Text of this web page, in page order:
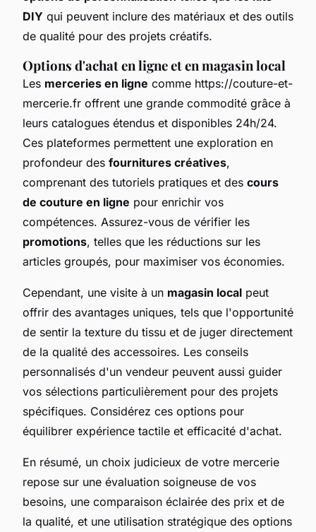
DIY qui peuvent inclure des matériaux et des outils
de qualité pour des projets créatifs.
Options d'achat en ligne et en magasin local
Les merceries en ligne comme https://couture-et-
mercerie.fr offrent une grande commodité grâce à
leurs catalogues étendus et disponibles 24h/24.
Ces plateformes permettent une exploration en
profondeur des fournitures créatives,
comprenant des tutoriels pratiques et des cours
de couture en ligne pour enrichir vos
compétences. Assurez-vous de vérifier les
promotions, telles que les réductions sur les
articles groupés, pour maximiser vos économies.
Cependant, une visite à un magasin local peut
offrir des avantages uniques, tels que l'opportunité
de sentir la texture du tissu et de juger directement
de la qualité des accessoires. Les conseils
personnalisés d'un vendeur peuvent aussi guider
vos sélections particulièrement pour des projets
spécifiques. Considérez ces options pour
équilibrer expérience tactile et efficacité d'achat.
En résumé, un choix judicieux de votre mercerie
repose sur une évaluation soigneuse de vos
besoins, une comparaison éclairée des prix et de
la qualité, et une utilisation stratégique des options